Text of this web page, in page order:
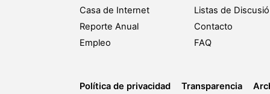
Casa de Internet
Reporte Anual
Empleo
Listas de
Contacto
FAQ
Política de privacidad Transparencia